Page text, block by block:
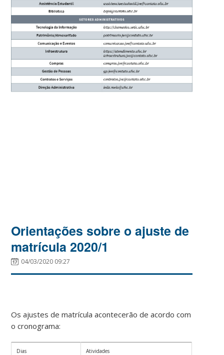
Orientações sobre o ajuste de
matrícula 2020/1
04/03/2020 09:27
Os ajustes de matrícula acontecerão de acordo com
o cronograma:
Dias Atividades